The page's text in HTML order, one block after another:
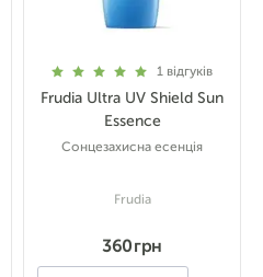
1 відгуків
Frudia Ultra UV Shield Sun
Essence
Сонцезахисна есенція
Frudia
360 грн